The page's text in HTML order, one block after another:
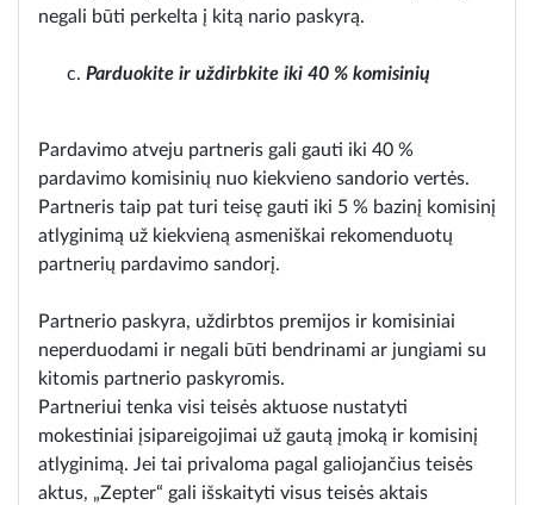
negali būti perkelta į kitą nario paskyrą.
Parduokite ir uždirbkite iki 40 % komisinių
Pardavimo atveju partneris gali gauti iki 40 %
pardavimo komisinių nuo kiekvieno sandorio vertės.
Partneris taip pat turi teisę gauti iki 5 % bazinį komisinį
atlyginimą už kiekvieną asmeniškai rekomenduotų
partnerių pardavimo sandorį.
Partnerio paskyra, uždirbtos premijos ir komisiniai
neperduodami ir negali būti bendrinami ar jungiami su
kitomis partnerio paskyromis.
Partneriui tenka visi teisės aktuose nustatyti
mokestiniai įsipareigojimai už gautą įmoką ir komisinį
atlyginimą. Jei tai privaloma pagal galiojančius teisės
aktus, „Zepter“ gali išskaityti visus teisės aktais